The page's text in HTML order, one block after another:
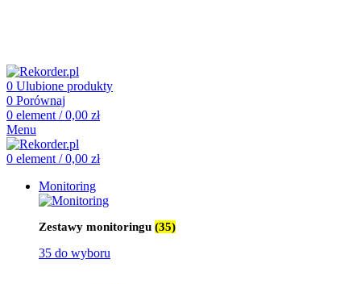
0 Ulubione produkty
0 Porównaj
0 element / 0,00 zł
Menu
0 element / 0,00 zł
Monitoring
Zestawy monitoringu (35)
35 do wyboru